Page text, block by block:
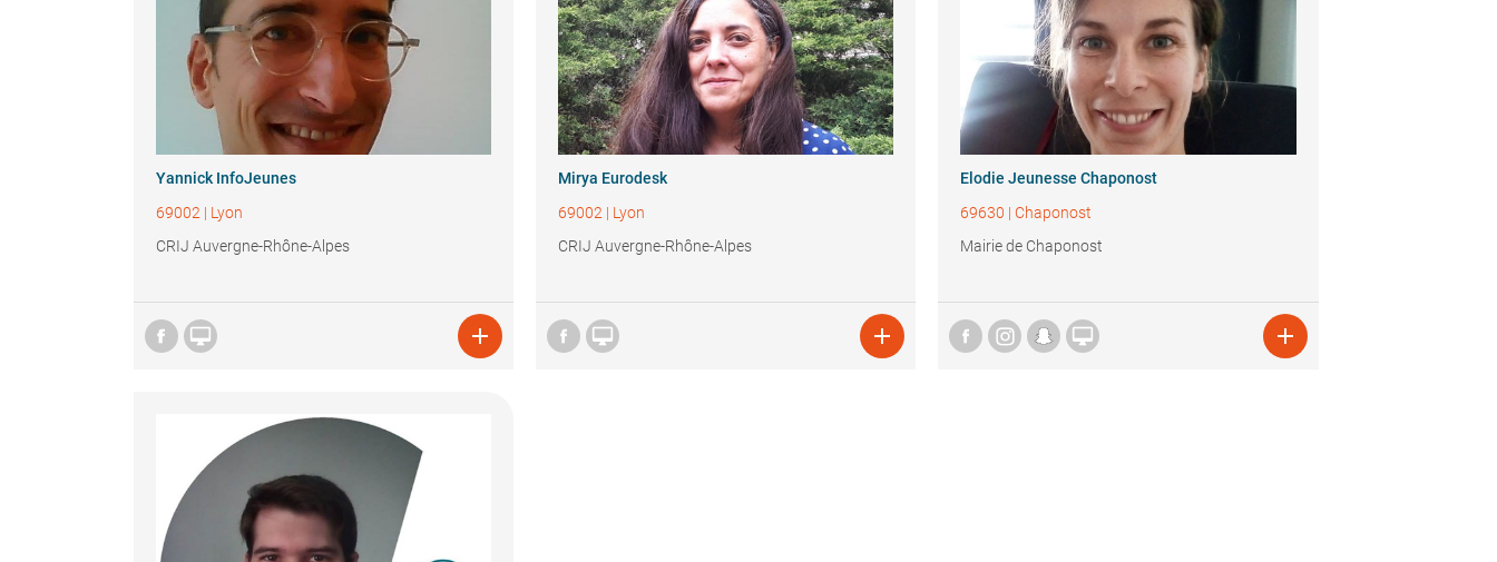
Yannick InfoJeunes
69002 | Lyon
CRIJ Auvergne-Rhône-Alpes
 
Mirya Eurodesk
69002 | Lyon
CRIJ Auvergne-Rhône-Alpes
 
Elodie Jeunesse Chaponost
69630 | Chaponost
Mairie de Chaponost
 